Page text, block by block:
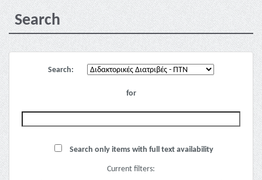
Search
Search:
for
Search only items with full text availability
Current filters: